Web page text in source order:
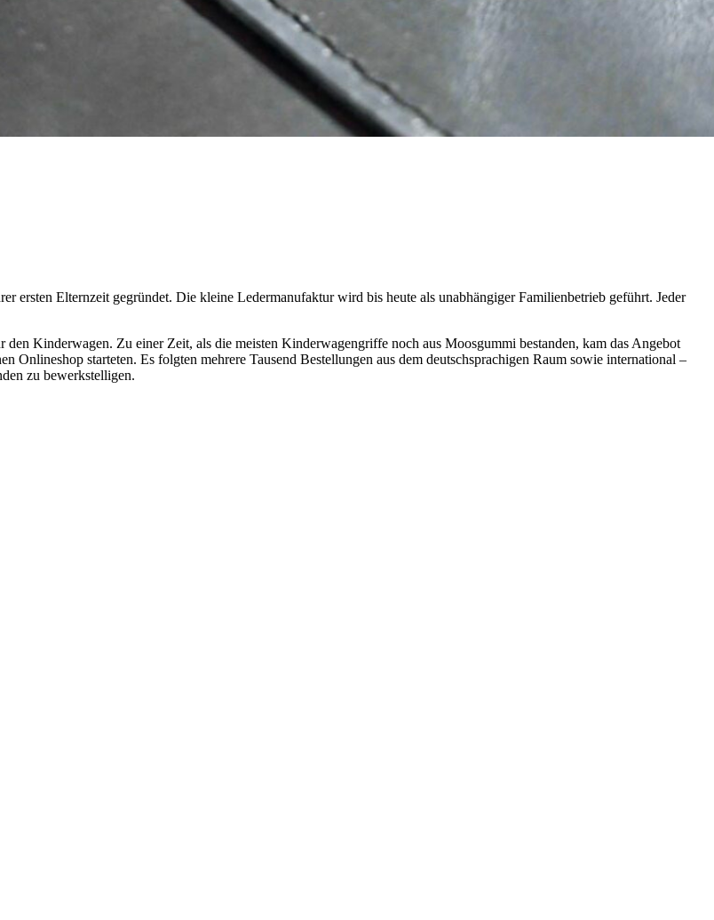
Elternzeit gegründet. Die kleine Ledermanufaktur wird bis heute als unabhängiger Familienbetrieb geführt. Jeder
Kinderwagen. Zu einer Zeit, als die meisten Kinderwagengriffe noch aus Moosgummi bestanden, kam das Angebot
Onlineshop starteten. Es folgten mehrere Tausend Bestellungen aus dem deutschsprachigen Raum sowie international –
zu bewerkstelligen.